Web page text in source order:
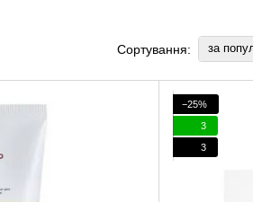
Сортування: за
−25%
3
3